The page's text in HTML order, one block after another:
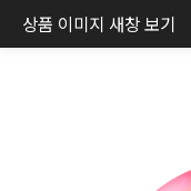
상품 이미지 새창 보기